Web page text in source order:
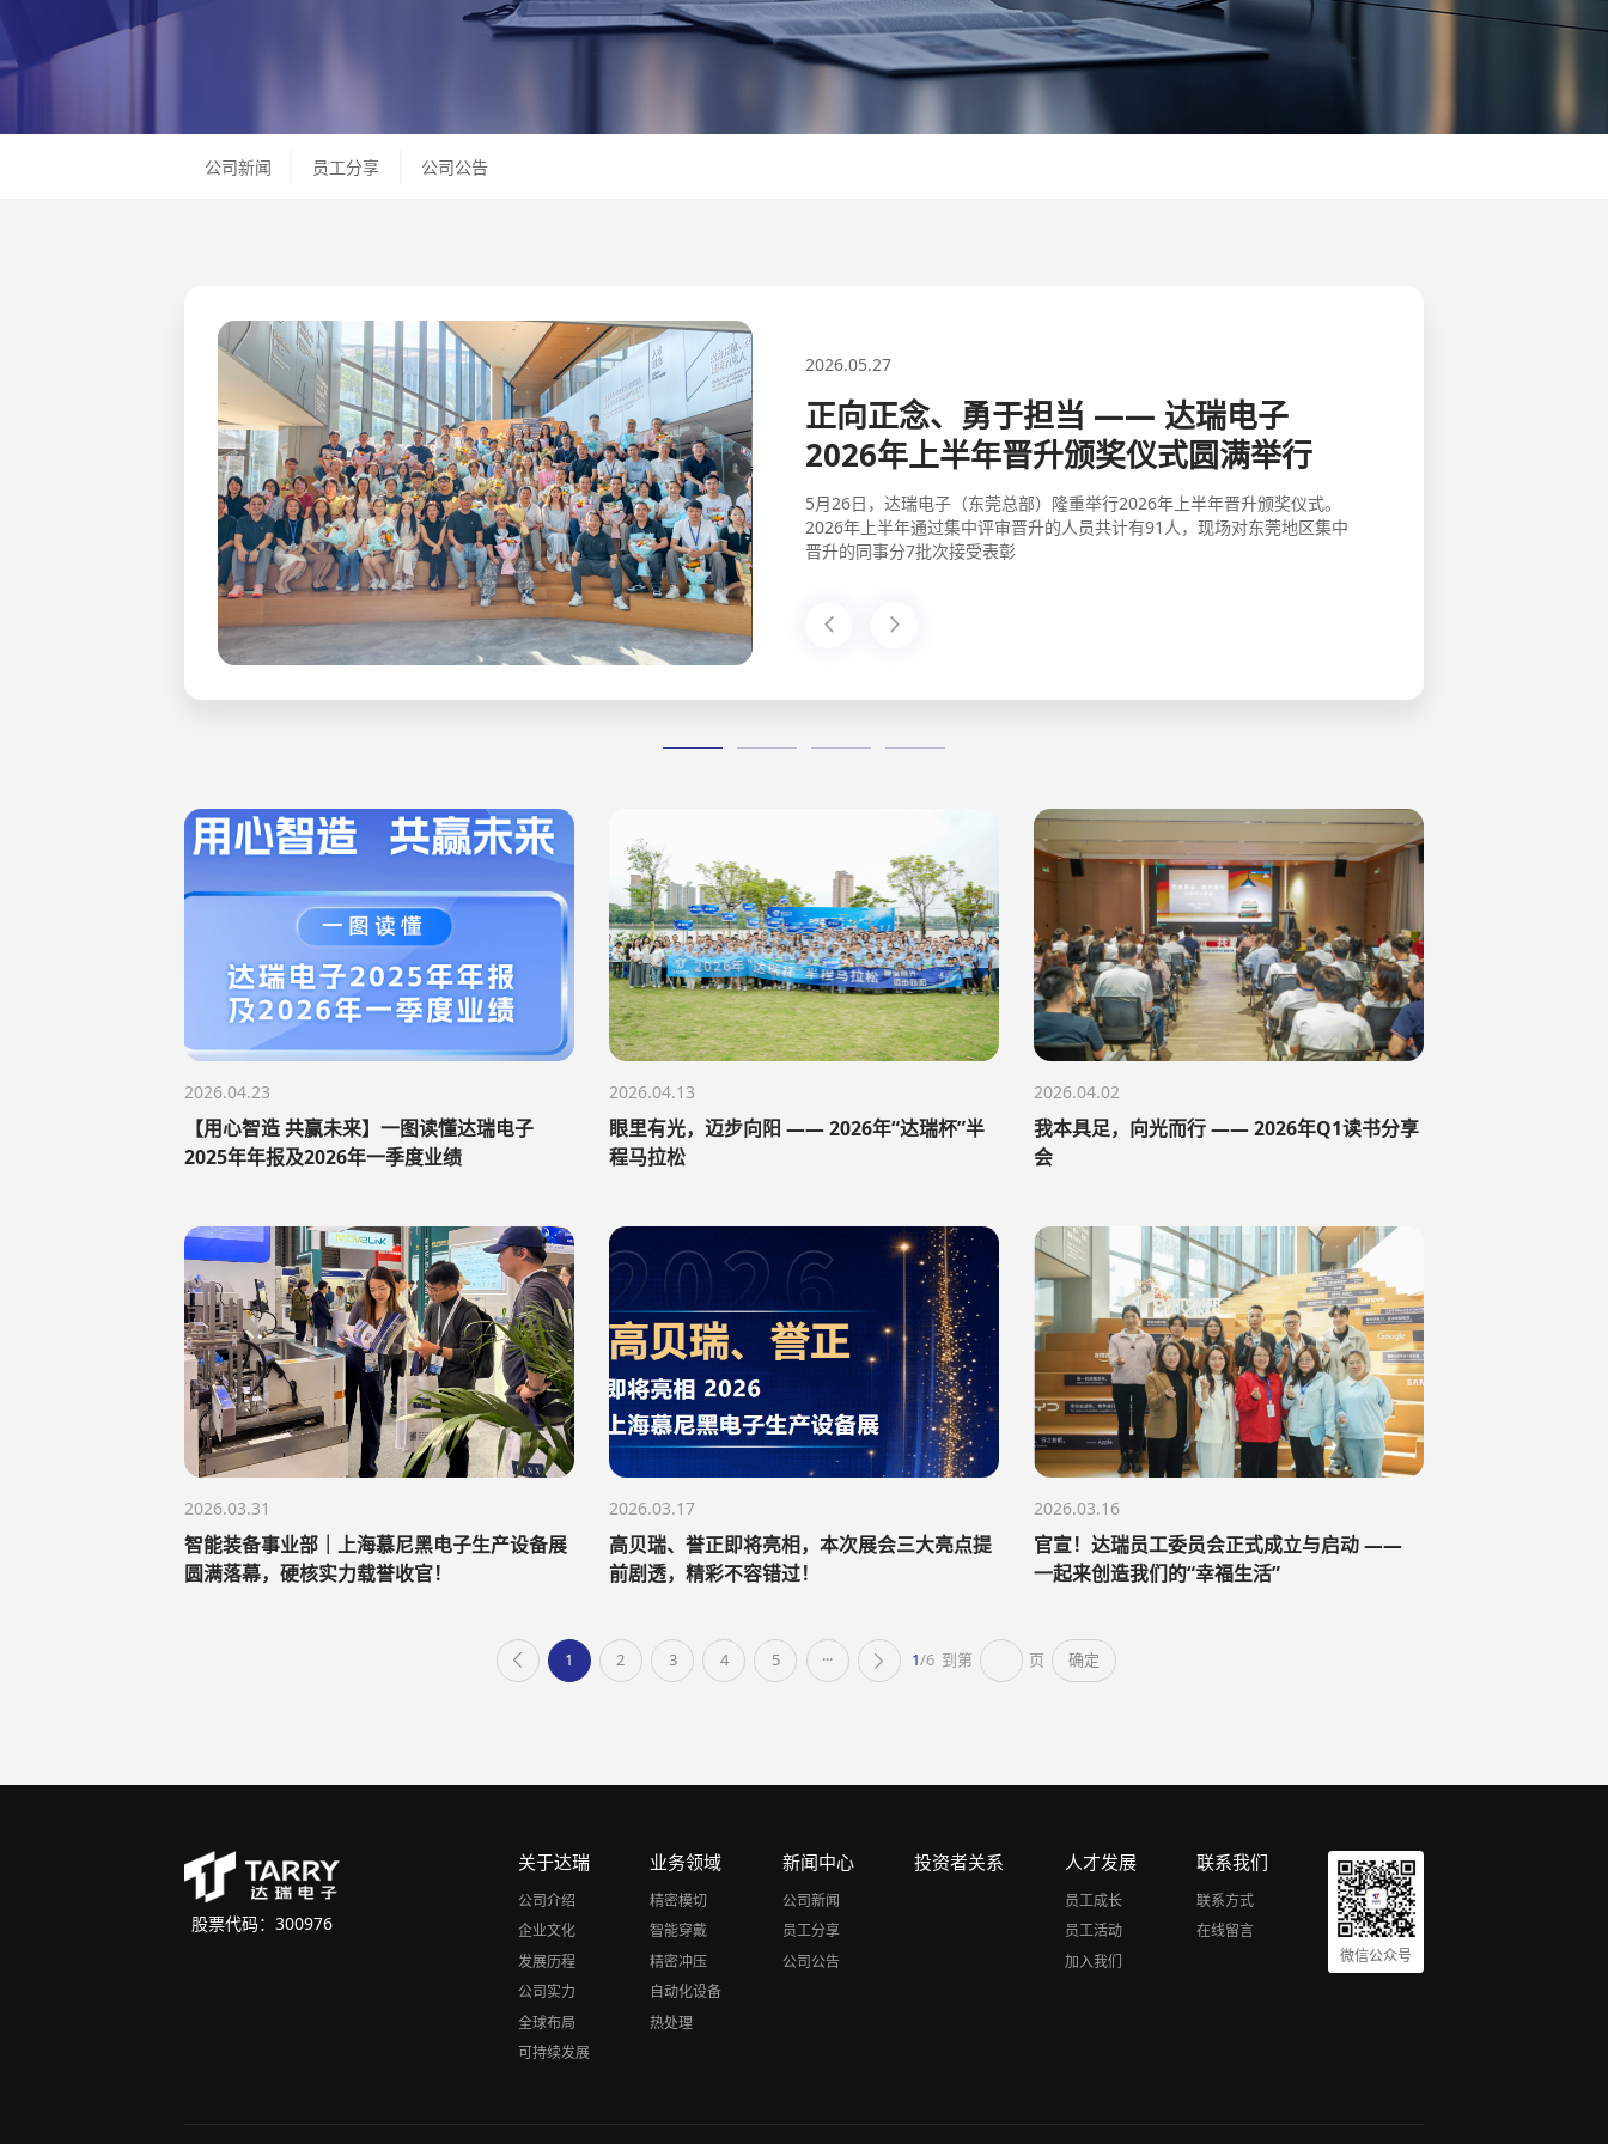
公司新闻 员工分享 公司公告
2023.04.07
冲突矿物采购政策
RBA(原EICC)指出，部分金属矿产已成为非洲刚果民主共和国武装叛乱团体
的主要财源，用来交易军火、延续其与政府间的血腥冲突、蹂躏当地平
民，因此引发国际争议。达瑞身为世界公民，我们宣示并承诺不接受使用
来自冲突矿区的金属；
2026.05.27
正向正念、勇于担当 —— 达瑞电子
2026年上半年晋升颁奖仪式圆满举行
5月26日，达瑞电子（东莞总部）隆重举行2026年上半年晋升颁奖仪式。
2026年上半年通过集中评审晋升的人员共计有91人，现场对东莞地区集中
晋升的同事分7批次接受表彰
2026.04.23
【用心智造 共赢未来】一图读懂达瑞电子
2025年年报及2026年一季度业绩
2026.04.13
眼里有光，迈步向阳 —— 2026年“达瑞杯”半
程马拉松
2026.04.02
我本具足，向光而行 —— 2026年Q1读书分享
会
2026.03.31
智能装备事业部｜上海慕尼黑电子生产设备展
圆满落幕，硬核实力载誉收官！
2026.03.17
高贝瑞、誉正即将亮相，本次展会三大亮点提
前剧透，精彩不容错过！
2026.03.16
官宣！达瑞员工委员会正式成立与启动 ——
一起来创造我们的“幸福生活”
1 2 3 4 5 ··· 1/6 到第 页 确定
股票代码：300976
关于达瑞
公司介绍
企业文化
发展历程
公司实力
全球布局
可持续发展
业务领域
精密模切
智能穿戴
精密冲压
自动化设备
热处理
新闻中心
公司新闻
员工分享
公司公告
投资者关系 人才发展
员工成长
员工活动
加入我们
联系我们
联系方式
在线留言
微信公众号